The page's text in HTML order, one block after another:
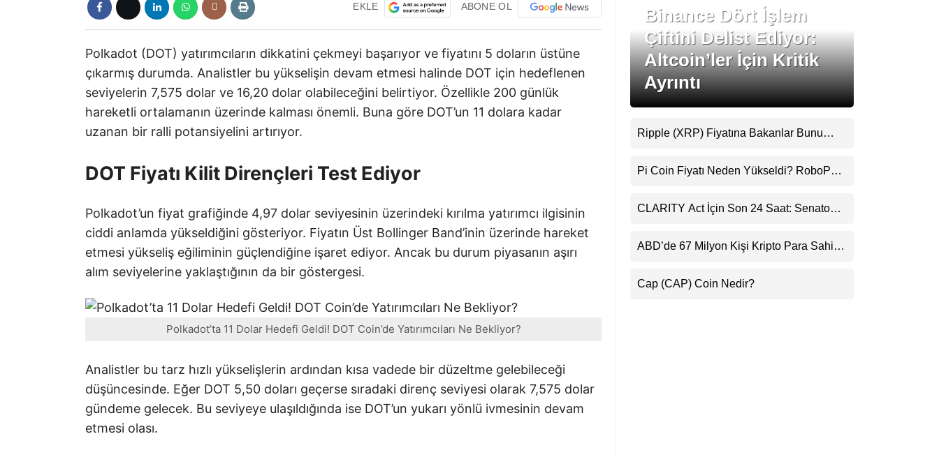
LinkedIn
EKLE ABONE OL
Polkadot (DOT) yatırımcıların dikkatini çekmeyi başarıyor ve fiyatını 5 doların üstüne
çıkarmış durumda. Analistler bu yükselişin devam etmesi halinde DOT için hedeflenen
seviyelerin 7,575 dolar ve 16,20 dolar olabileceğini belirtiyor. Özellikle 200 günlük
hareketli ortalamanın üzerinde kalması önemli. Buna göre DOT’un 11 dolara kadar
uzanan bir ralli potansiyelini artırıyor.
DOT Fiyatı Kilit Dirençleri Test Ediyor
Polkadot’un fiyat grafiğinde 4,97 dolar seviyesinin üzerindeki kırılma yatırımcı ilgisinin
ciddi anlamda yükseldiğini gösteriyor. Fiyatın Üst Bollinger Band’inin üzerinde hareket
etmesi yükseliş eğiliminin güçlendiğine işaret ediyor. Ancak bu durum piyasanın aşırı
alım seviyelerine yaklaştığının da bir göstergesi.
Polkadot’ta 11 Dolar Hedefi Geldi! DOT Coin’de Yatırımcıları Ne Bekliyor?
Analistler bu tarz hızlı yükselişlerin ardından kısa vadede bir düzeltme gelebileceği
düşüncesinde. Eğer DOT 5,50 doları geçerse sıradaki direnç seviyesi olarak 7,575 dolar
gündeme gelecek. Bu seviyeye ulaşıldığında ise DOT’un yukarı yönlü ivmesinin devam
etmesi olası.
Binance Dört İşlem
Çiftini Delist Ediyor:
Altcoin’ler İçin Kritik
Ayrıntı
Ripple (XRP) Fiyatına Bakanlar Bunu
Uyarı
Pi Coin Fiyatı Neden Yükseldi? RoboPay
Destekledi
CLARITY Act İçin Son 24 Saat: Senato
Beklentisini Bozabilir
ABD’de 67 Milyon Kişi Kripto Para Sahibi:
Cap (CAP) Coin Nedir?